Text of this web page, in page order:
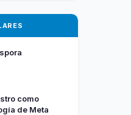
como
de Meta